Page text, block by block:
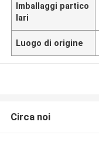
Imballaggi partico
lari
Luogo di origine
Circa noi